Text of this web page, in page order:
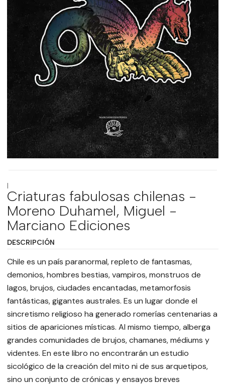
|
Criaturas fabulosas chilenas -
Moreno Duhamel, Miguel -
Marciano Ediciones
DESCRIPCIÓN
Chile es un país paranormal, repleto de fantasmas,
demonios, hombres bestias, vampiros, monstruos de
lagos, brujos, ciudades encantadas, metamorfosis
fantásticas, gigantes australes. Es un lugar donde el
sincretismo religioso ha generado romerías centenarias a
sitios de apariciones místicas. Al mismo tiempo, alberga
grandes comunidades de brujos, chamanes, médiums y
videntes. En este libro no encontrarán un estudio
sicológico de la creación del mito ni de sus arquetipos,
sino un conjunto de crónicas y ensayos breves